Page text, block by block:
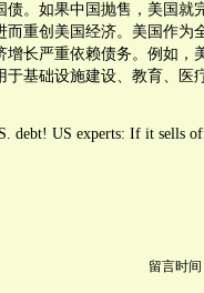
债。如果中国抛售，美国就
而重创美国经济。美国作为
增长严重依赖债务。例如，
于基础设施建设、教育、医
debt! US experts: If it sells
留言时间